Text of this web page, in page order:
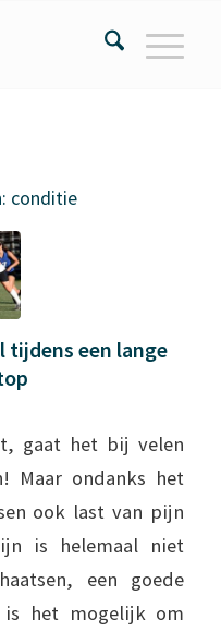
conditie
tijdens een lange
gaat het bij velen
Maar ondanks het
ook last van pijn
is helemaal niet
een goede
is het mogelijk om